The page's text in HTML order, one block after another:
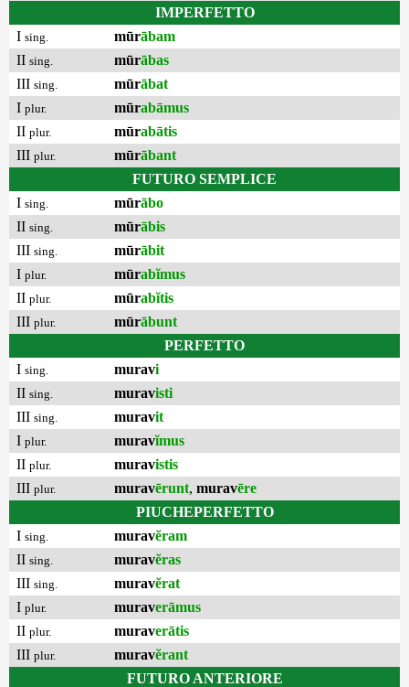
IMPERFETTO
I sing. mūrābam
II sing. mūrābas
III sing. mūrābat
I plur. mūrabāmus
II plur. mūrabātis
III plur. mūrābant
FUTURO SEMPLICE
I sing. mūrābo
II sing. mūrābis
III sing. mūrābit
I plur. mūrabĭmus
II plur. mūrabĭtis
III plur. mūrābunt
PERFETTO
I sing. muravi
II sing. muravisti
III sing. muravit
I plur. muravĭmus
II plur. muravistis
III plur. muravērunt, muravēre
PIUCHEPERFETTO
I sing. muravĕram
II sing. muravĕras
III sing. muravĕrat
I plur. muraverāmus
II plur. muraverātis
III plur. muravĕrant
FUTURO ANTERIORE